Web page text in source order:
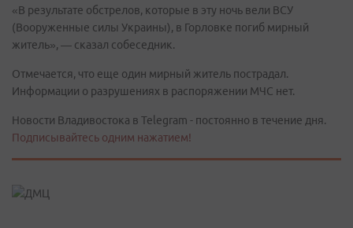
«В результате обстрелов, которые в эту ночь вели ВСУ
(Вооруженные силы Украины), в Горловке погиб мирный
житель», — сказал собеседник.
Отмечается, что еще один мирный житель пострадал.
Информации о разрушениях в распоряжении МЧС нет.
Новости Владивостока в Telegram - постоянно в течение дня.
Подписывайтесь одним нажатием!